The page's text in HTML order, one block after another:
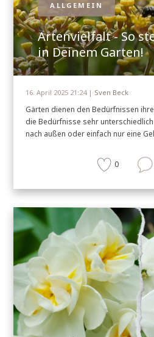
ALLGEMEIN
Artenvielfalt - So
in Deinem Garten!
16. April 2025 21:24 | Sven Beck
Gärten dienen den Bedürfnissen
die Bedürfnisse sehr
nach außen oder einfach nur eine
0